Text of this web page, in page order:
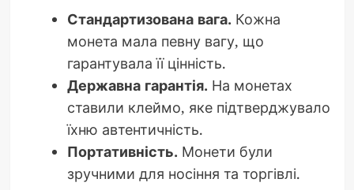
Стандартизована вага. Кожна
монета мала певну вагу, що
гарантувала її цінність.
Державна гарантія. На монетах
ставили клеймо, яке підтверджувало
їхню автентичність.
Портативність. Монети були
зручними для носіння та торгівлі.